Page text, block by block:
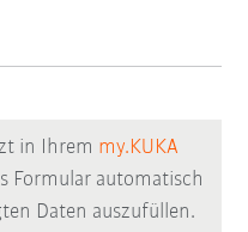
in Ihrem my.KUKA
Formular automatisch
Daten auszufüllen.